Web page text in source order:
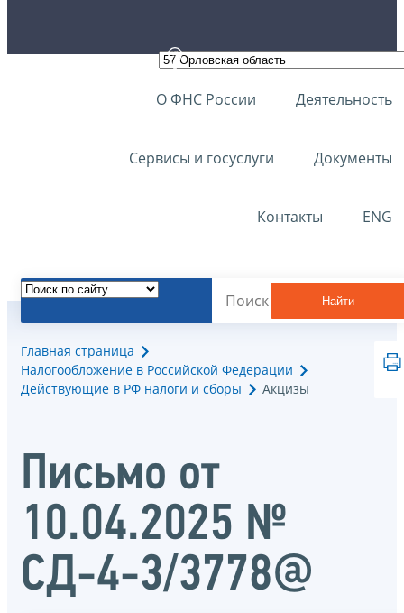
О ФНС России Деятельность
Сервисы и госуслуги Документы
Контакты ENG
Найти
Главная страница
Налогообложение в Российской Федерации
Действующие в РФ налоги и сборы
Акцизы
Письмо от
10.04.2025 №
СД-4-3/3778@